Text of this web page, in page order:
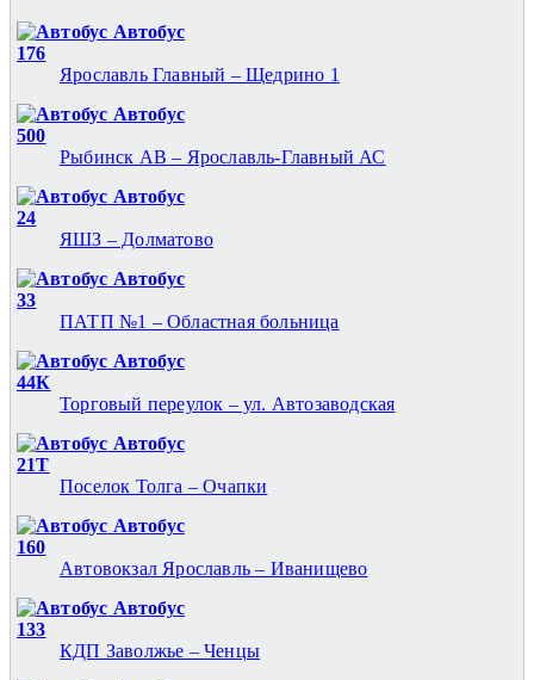
Автобус
176
Ярославль Главный – Щедрино 1
Автобус
500
Рыбинск АВ – Ярославль-Главный АС
Автобус
24
ЯШЗ – Долматово
Автобус
33
ПАТП №1 – Областная больница
Автобус
44К
Торговый переулок – ул. Автозаводская
Автобус
21Т
Поселок Толга – Очапки
Автобус
160
Автовокзал Ярославль – Иванищево
Автобус
133
КДП Заволжье – Ченцы